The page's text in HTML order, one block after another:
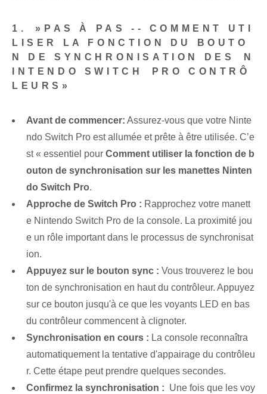
1. ⁤»PAS À PAS --‌ COMMENT UTI
LISER ‌LA FONCTION DU BOUTO
N DE SYNCHRONISATION DES ⁢N
INTENDO SWITCH ⁢PRO CONTRÔ
LEURS»
Avant de commencer: Assurez-vous que votre Ninte
ndo Switch Pro est allumée et prête à être utilisée. C’e
st « essentiel pour Comment utiliser la fonction de b
outon de synchronisation sur les manettes Ninten
do Switch Pro.
Approche de Switch Pro : Rapprochez votre manett
e Nintendo Switch Pro de la console. La proximité jou
e un rôle important⁢ dans le processus de synchronisat
ion.
Appuyez sur le bouton ⁢sync : Vous trouverez le bou
ton de synchronisation en haut du contrôleur. Appuyez
sur ce bouton jusqu'à ce que les voyants LED en bas
du contrôleur commencent à clignoter.
Synchronisation en cours : La console reconnaîtra
automatiquement la tentative d'appairage du contrôleu
r. Cette étape peut prendre quelques secondes.
Confirmez la synchronisation : ​ Une fois que les voy